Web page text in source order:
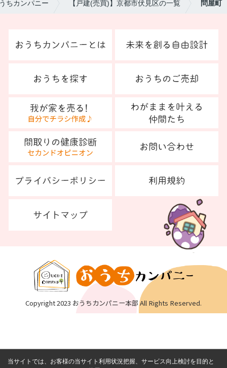
ちカンパニー 【戸建(売買)】京都市伏見区の一覧 問屋町
Copyright 2023 おうちカンパニー本部 All Rights Reserved.
当サイトでは、お客様の当サイト利用状況把握、サービス向上検討を目的と